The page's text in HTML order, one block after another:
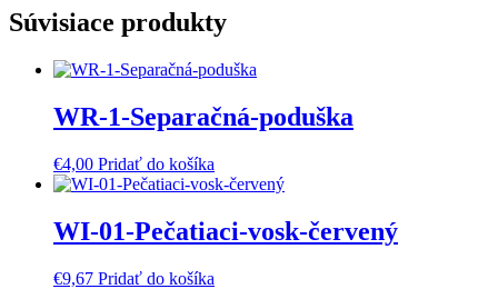
Súvisiace produkty
WR-1-Separačná-poduška
€4,00 Pridať do košíka
WI-01-Pečatiaci-vosk-červený
€9,67 Pridať do košíka